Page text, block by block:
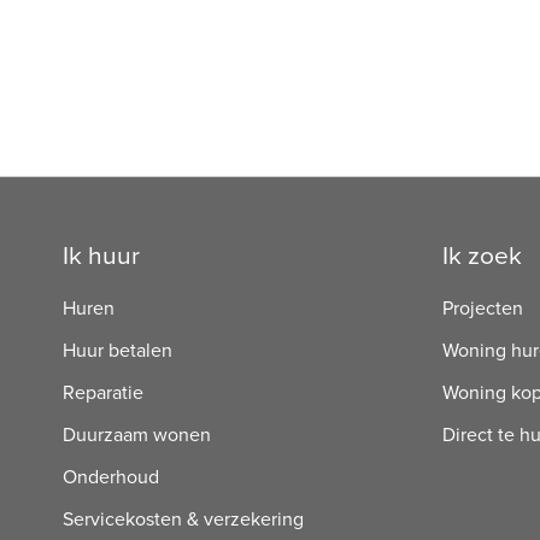
Contactinformatie
Ik huur
Huren
Huur betalen
Reparatie
Duurzaam wonen
Onderhoud
Servicekosten & verzekering
Ik zoek
Projecten
Woning
Woning
Direct te